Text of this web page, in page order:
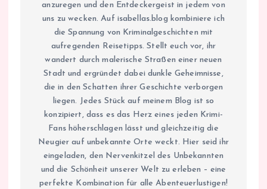
anzuregen und den Entdeckergeist in jedem von
uns zu wecken. Auf isabellas.blog kombiniere ich
die Spannung von Kriminalgeschichten mit
aufregenden Reisetipps. Stellt euch vor, ihr
wandert durch malerische Straßen einer neuen
Stadt und ergründet dabei dunkle Geheimnisse,
die in den Schatten ihrer Geschichte verborgen
liegen. Jedes Stück auf meinem Blog ist so
konzipiert, dass es das Herz eines jeden Krimi-
Fans höherschlagen lässt und gleichzeitig die
Neugier auf unbekannte Orte weckt. Hier seid ihr
eingeladen, den Nervenkitzel des Unbekannten
und die Schönheit unserer Welt zu erleben – eine
perfekte Kombination für alle Abenteuerlustigen!